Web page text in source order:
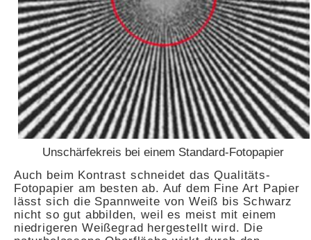
Unschärfekreis bei einem Standard-Fotopapier
Auch beim Kontrast schneidet das Qualitäts-
Fotopapier am besten ab. Auf dem Fine Art Papier
lässt sich die Spannweite von Weiß bis Schwarz
nicht so gut abbilden, weil es meist mit einem
niedrigeren Weißegrad hergestellt wird. Die